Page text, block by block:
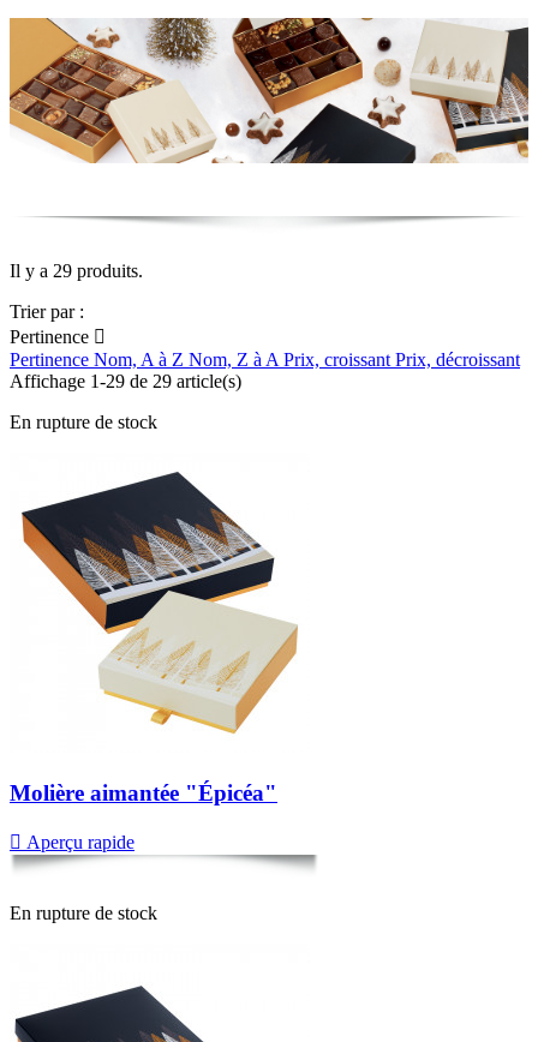
Il y a 29 produits.
Trier par :
Pertinence 
Pertinence Nom, A à Z Nom, Z à A Prix, croissant Prix, décroissant
Affichage 1-29 de 29 article(s)
En rupture de stock
Molière aimantée "Épicéa"
 Aperçu rapide
En rupture de stock